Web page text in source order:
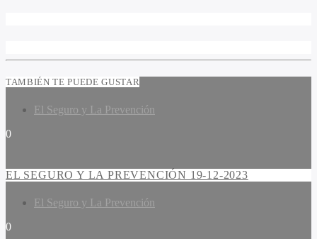
TAMBIÉN TE PUEDE GUSTAR
El Seguro y La Prevención
0
EL SEGURO Y LA PREVENCIÓN 19-12-2023
El Seguro y La Prevención
0